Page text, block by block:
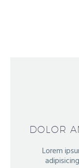
DOLOR
Lorem